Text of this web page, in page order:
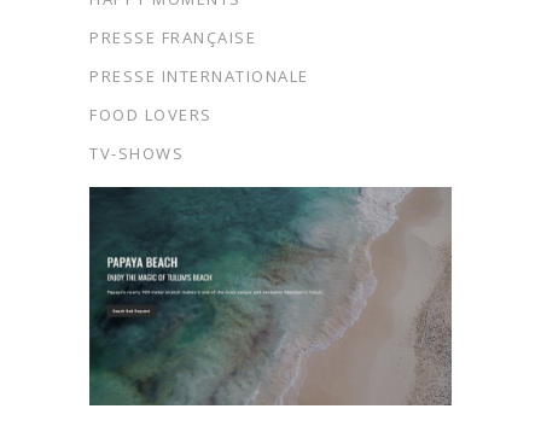
PRESSE FRANÇAISE
PRESSE INTERNATIONALE
FOOD LOVERS
TV-SHOWS